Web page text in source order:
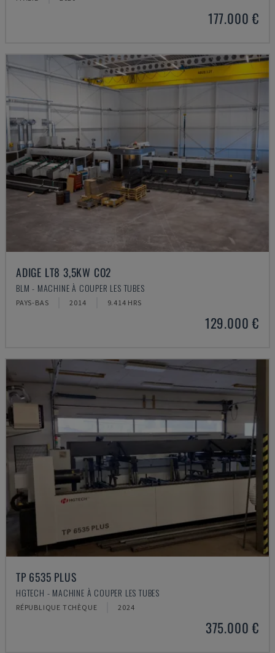
177.000 €
ADIGE LT8 3,5KW CO2
BLM - MACHINE À COUPER LES TUBES
PAYS-BAS 2014 9.414 HRS
129.000 €
TP 6535 PLUS
HGTECH - MACHINE À COUPER LES TUBES
RÉPUBLIQUE TCHÈQUE 2024
375.000 €